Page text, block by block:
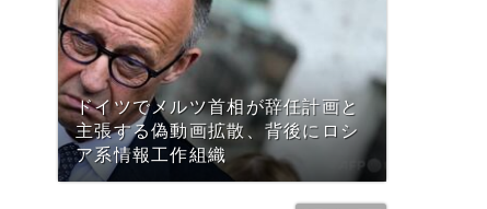
ドイツでメルツ首相が辞任計画と
主張する偽動画拡散、背後にロシ
ア系情報工作組織